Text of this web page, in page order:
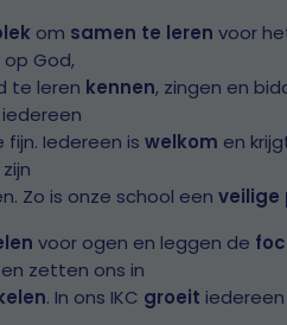
om samen te leren voor
op God,
te leren kennen, zingen en
fijn. Iedereen is welkom en
Zo is onze school een veilige
voor ogen en leggen de
zetten ons in
. In ons IKC groeit